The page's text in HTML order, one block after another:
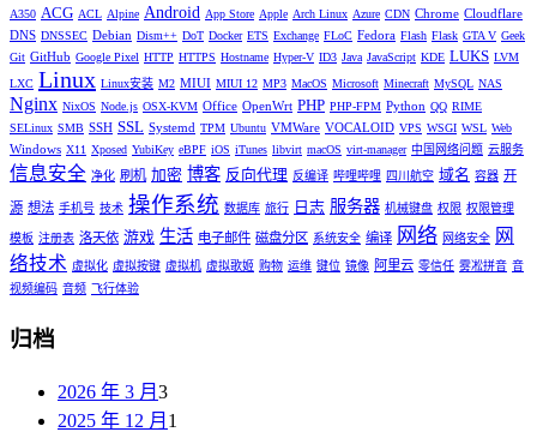
A350 ACG ACL Alpine Android App Store Apple Arch Linux Azure CDN Chrome Cloudflare
DNS DNSSEC Debian Dism++ DoT Docker ETS Exchange FLoC Fedora Flash Flask GTA V Geek
Git GitHub Google Pixel HTTP HTTPS Hostname Hyper-V ID3 Java JavaScript KDE LUKS LVM
LXC Linux Linux安装 M2 MIUI MIUI 12 MP3 MacOS Microsoft Minecraft MySQL NAS
Nginx NixOS Node.js OSX-KVM Office OpenWrt PHP PHP-FPM Python QQ RIME
SELinux SMB SSH SSL Systemd TPM Ubuntu VMWare VOCALOID VPS WSGI WSL Web
Windows X11 Xposed YubiKey eBPF iOS iTunes libvirt macOS virt-manager 中国网络问题 云服务
信息安全 净化 刷机 加密 博客 反向代理 反编译 哔哩哔哩 四川航空 域名 容器 开
源 想法 手机号 技术 操作系统 数据库 旅行 日志 服务器 机械键盘 权限 权限管理
模板 注册表 洛天依 游戏 生活 电子邮件 磁盘分区 系统安全 编译 网络 网络安全
网
络技术 虚拟化 虚拟按键 虚拟机 虚拟歌姬 购物 运维 键位 镜像 阿里云 零信任 雾凇拼音 音
视频编码 音频 飞行体验
归档
2026 年 3 月 3
2025 年 12 月 1